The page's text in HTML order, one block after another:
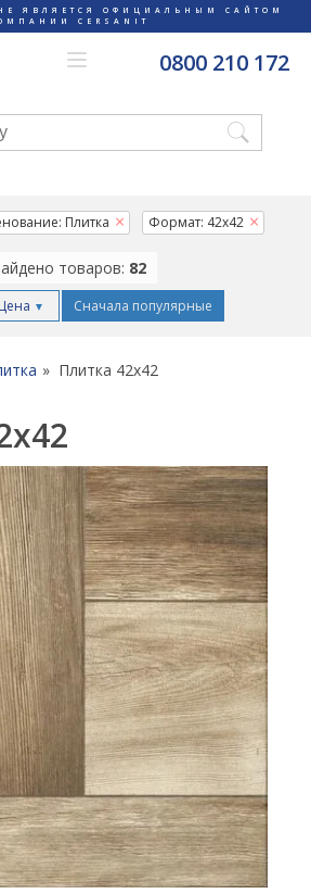
ЯВЛЯЕТСЯ ОФИЦИАЛЬНЫМ САЙТОМ
CERSANIT
0800 210 172
Плитка Формат: 42x42
товаров: 82
Цена ▼ Сначала популярные
Плитка 42x42